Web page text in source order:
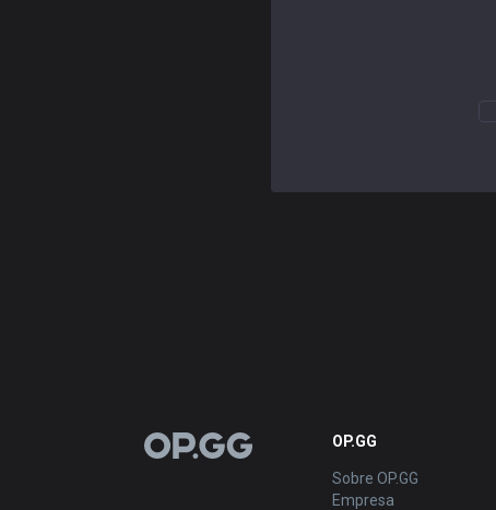
OP.GG OP.GG
Sobre OP.GG
Empresa